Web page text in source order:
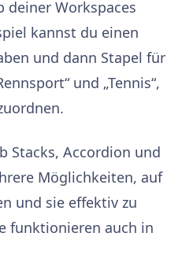
deiner Workspaces
kannst du einen
und dann Stapel für
und „Tennis“,
Stacks, Accordion und
Möglichkeiten, auf
und sie effektiv zu
funktionieren auch in